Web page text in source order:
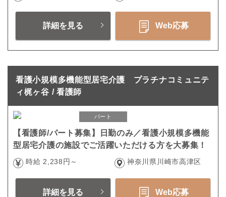
詳細を見る Web応募
看護小規模多機能型居宅介護 プラチナコミュニテ
ィ梶ヶ谷 / 看護師
パート
【看護師/パート募集】日勤のみ／看護小規模多機能
型居宅介護の施設でご活躍いただける方を大募集！
時給 2,238円～ 神奈川県川崎市高津区
詳細を見る Web応募